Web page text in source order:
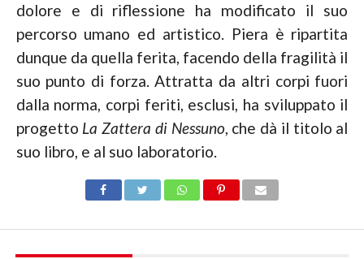
dolore e di riflessione ha modificato il suo
percorso umano ed artistico. Piera è ripartita
dunque da quella ferita, facendo della fragilità il
suo punto di forza. Attratta da altri corpi fuori
dalla norma, corpi feriti, esclusi, ha sviluppato il
progetto La Zattera di Nessuno, che dà il titolo al
suo libro, e al suo laboratorio.